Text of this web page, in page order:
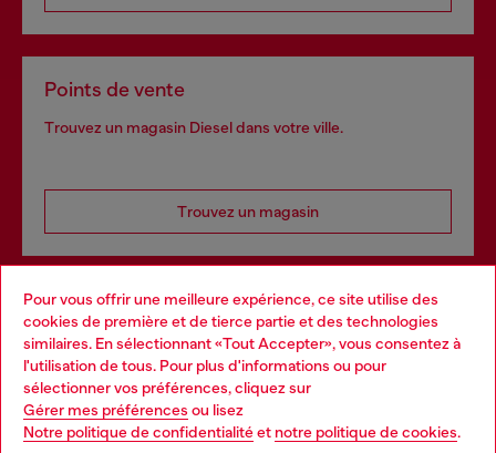
Pour vous offrir une meilleure expérience, ce site utilise des
cookies de première et de tierce partie et des technologies
similaires. En sélectionnant «Tout Accepter», vous consentez à
l'utilisation de tous. Pour plus d'informations ou pour
sélectionner vos préférences, cliquez sur
Gérer mes préférences ou lisez
Notre politique de confidentialitéet notre politique de cookies.
Points de vente
Trouvez un magasin Diesel dans votre ville.
Trouvez un magasin
Services omnicanaux
Découvrez tous nos services, en ligne et en magasin.
En savoir plus
Choose your location
You are currently browsing Belgique website, but it seems you
may be based in United States